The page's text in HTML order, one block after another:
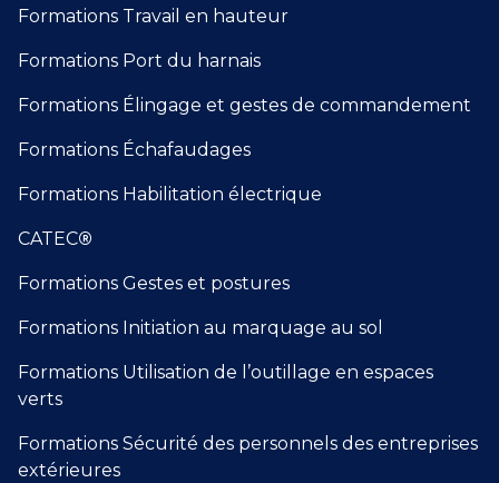
Formations Travail en hauteur
Formations Port du harnais
Formations Élingage et gestes de commandement
Formations Échafaudages
Formations Habilitation électrique
CATEC®
Formations Gestes et postures
Formations Initiation au marquage au sol
Formations Utilisation de l’outillage en espaces
verts
Formations Sécurité des personnels des entreprises
extérieures